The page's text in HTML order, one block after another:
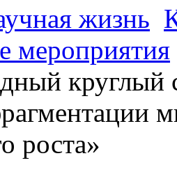
жизнь
мероприятия
круглый
роста»